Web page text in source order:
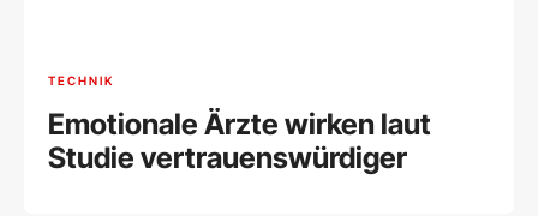
TECHNIK
Emotionale Ärzte wirken laut
Studie vertrauenswürdiger